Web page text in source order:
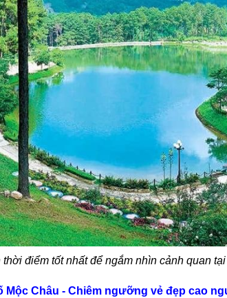
điểm tốt nhất để ngắm nhìn cảnh quan
Mộc Châu - Chiêm ngưỡng vẻ đẹp cao